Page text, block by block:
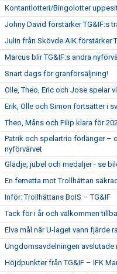
Kontantlotteri/Bingolotter
Johny David förstärker TG&IF:s
Julin från Skövde AIK förstärker
Marcus blir TG&IF:s andra
Snart dags för granförsäljning!
Olle, Theo, Eric och Jose spelar
Erik, Olle och Simon fortsätter i
Theo, Måns och Filip klara för
Patrik och spelartrio förlänger –
nyförvärvet
Glädje, jubel och medaljer - se
En femetta mot Trollhättan
Inför: Trollhättans BoIS – TG&IF
Tack för i år och välkommen
Elva mål när U-laget vann fjärde
Ungdomsavdelningen avslutade
Höjdpunkter från TG&IF – IFK